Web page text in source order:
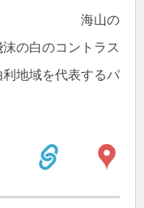
海山の
の白のコントラス
利地域を代表するパ